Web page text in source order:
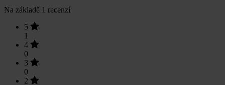
Na základě 1 recenzí
5
1
4
0
3
0
2